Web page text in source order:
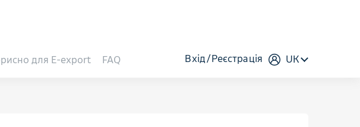
для E-export FAQ Вхід Реєстрація UK